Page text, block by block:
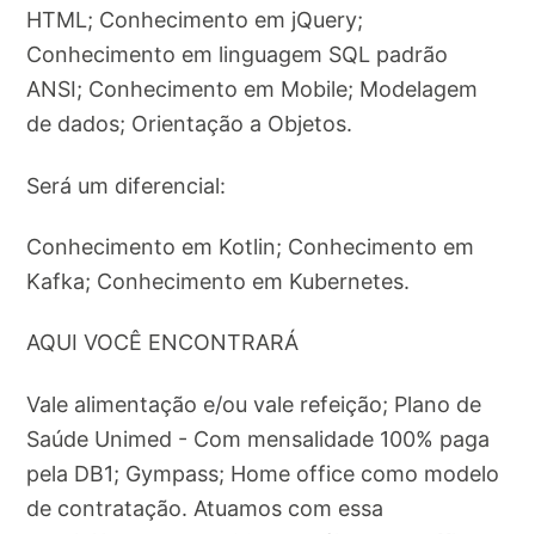
HTML; Conhecimento em jQuery;
Conhecimento em linguagem SQL padrão
ANSI; Conhecimento em Mobile; Modelagem
de dados; Orientação a Objetos.
Será um diferencial:
Conhecimento em Kotlin; Conhecimento em
Kafka; Conhecimento em Kubernetes.
AQUI VOCÊ ENCONTRARÁ
Vale alimentação e/ou vale refeição; Plano de
Saúde Unimed - Com mensalidade 100% paga
pela DB1; Gympass; Home office como modelo
de contratação. Atuamos com essa